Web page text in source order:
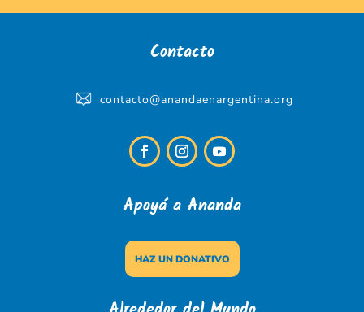
Contacto
contacto@anandaenargentina.org
Apoyá a Ananda
HAZ UN DONATIVO